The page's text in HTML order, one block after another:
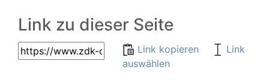
Link zu dieser Seite
Link kopieren
Link
auswählen